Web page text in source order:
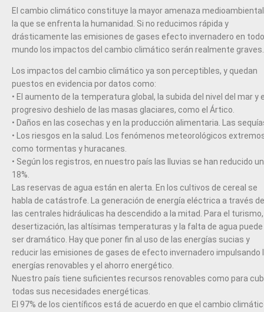
El cambio climático constituye la mayor amenaza
la que se enfrenta la humanidad. Si no reducimos rápida y
drásticamente las emisiones de gases efecto invernadero en
mundo los impactos del cambio climático serán realmente graves.
Los impactos del cambio climático ya son perceptibles, y quedan
puestos en evidencia por datos como:
• El aumento de la temperatura global, la subida del nivel del mar y
progresivo deshielo de las masas glaciares, como el Ártico.
• Daños en las cosechas y en la producción alimentaria. Las
• Los riesgos en la salud. Los fenómenos meteorológicos
como tormentas y huracanes.
• Según los registros, en nuestro país las lluvias se han reducido un
18%.
Las reservas de agua están en alerta. En los cultivos de cereal se
habla de catástrofe. La generación de energía eléctrica a través de
las centrales hidráulicas ha descendido a la mitad. Para el
desertización, las altísimas temperaturas y la falta de agua puede
ser dramático. Hay que poner fin al uso de las energías sucias y
reducir las emisiones de gases de efecto invernadero impulsando
energías renovables y el ahorro energético.
Nuestro país tiene suficientes recursos renovables como para
todas sus necesidades energéticas.
El 97% de los científicos está de acuerdo en que el cambio